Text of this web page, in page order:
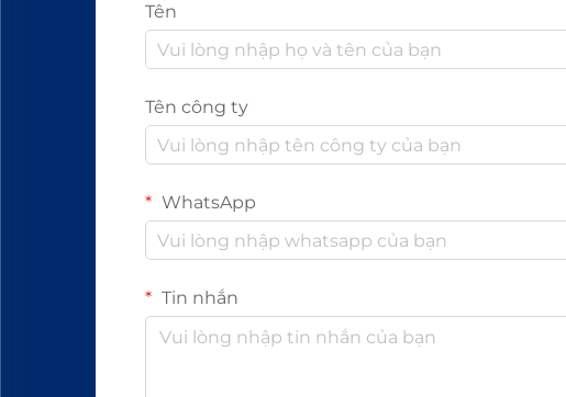
Tên
Tên công ty
WhatsApp
Tin nhắn